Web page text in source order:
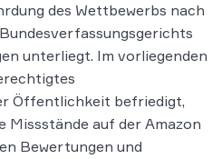
des Wettbewerbs nach
unterliegt. Im vorliegenden
Öffentlichkeit befriedigt,
Missstände auf der Amazon
Bewertungen und